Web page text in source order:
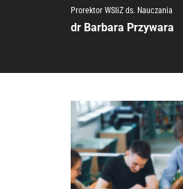
Prorektor WSIiZ ds. Nauczania
dr Barbara Przywara